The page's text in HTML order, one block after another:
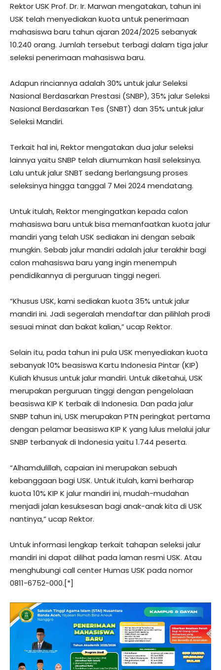
Rektor USK Prof. Dr. Ir. Marwan mengatakan, tahun ini
USK telah menyediakan kuota untuk penerimaan
mahasiswa baru tahun ajaran 2024/2025 sebanyak
10.240 orang. Jumlah tersebut terbagi dalam tiga jalur
seleksi penerimaan mahasiswa baru.
Adapun rinciannya adalah 30% untuk jalur Seleksi
Nasional Berdasarkan Prestasi (SNBP), 35% jalur Seleksi
Nasional Berdasarkan Tes (SNBT) dan 35% untuk jalur
Seleksi Mandiri.
Terkait hal ini, Rektor mengatakan dua jalur seleksi
lainnya yaitu SNBP telah diumumkan hasil seleksinya.
Lalu untuk jalur SNBT sedang berlangsung proses
seleksinya hingga tanggal 7 Mei 2024 mendatang.
Untuk itulah, Rektor mengingatkan kepada calon
mahasiswa baru untuk bisa memanfaatkan kuota jalur
mandiri yang telah USK sediakan ini dengan sebaik
mungkin. Sebab jalur mandiri adalah jalur terakhir bagi
calon mahasiswa baru yang ingin menempuh
pendidikannya di perguruan tinggi negeri.
“Khusus USK, kami sediakan kuota 35% untuk jalur
mandiri ini. Jadi segeralah mendaftar dan pilihlah prodi
sesuai minat dan bakat kalian,” ucap Rektor.
Selain itu, pada tahun ini pula USK menyediakan kuota
sebanyak 10% beasiswa Kartu Indonesia Pintar (KIP)
Kuliah khusus untuk jalur mandiri. Untuk diketahui, USK
merupakan perguruan tinggi dengan pengelolaan
beasiswa KIP K terbaik di Indonesia. Dan pada jalur
SNBP tahun ini, USK merupakan PTN peringkat pertama
dengan pelamar beasiswa KIP K yang lulus melalui jalur
SNBP terbanyak di Indonesia yaitu 1.744 peserta.
“Alhamdulillah, capaian ini merupakan sebuah
kebanggaan bagi USK. Untuk itulah, kami berharap
kuota 10% KIP K jalur mandiri ini, mudah-mudahan
menjadi jalan kesuksesan bagi anak-anak kita di USK
nantinya,” ucap Rektor.
Untuk informasi lengkap terkait tahapan seleksi jalur
mandiri ini dapat dilihat pada laman resmi USK. Atau
menghubungi call center Humas USK pada nomor
0811-6752-000.[*]